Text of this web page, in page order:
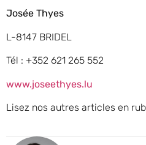
Josée Thyes
L-8147 BRIDEL
Tél : +352 621 265 552
www.joseethyes.lu
Lisez nos autres articles en